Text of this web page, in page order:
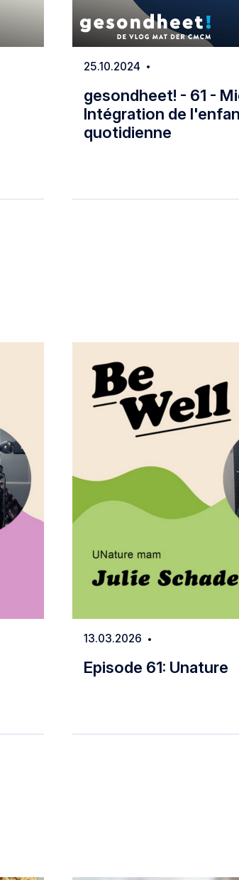
Date
25.10.2024
gesondheet! - 61 -
Intégration de
quotidienne
Date
13.03.2026
Episode 61: Unature